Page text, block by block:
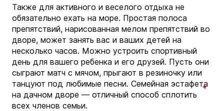
Также для активного и веселого отдыха не
обязательно ехать на море. Простая полоса
препятствий, нарисованная мелом препятствий во
дворе, может занять вас и ваших детей на
несколько часов. Можно устроить спортивный
день для вашего ребенка и его друзей. Пусть они
сыграют матч с мячом, прыгают в резиночку или
танцуют под любимые песни. Семейная эстафета
на дачном дворе — отличный способ сплотить
всех членов семьи.